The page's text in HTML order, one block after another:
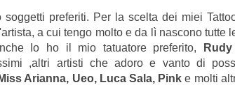
preferiti. Per la scelta dei miei
a cui tengo molto e da lì nascono tutte
Io ho il mio tatuatore preferito,
,altri artisti che adoro e vanto di
Arianna, Ueo, Luca Sala, Pinke molti